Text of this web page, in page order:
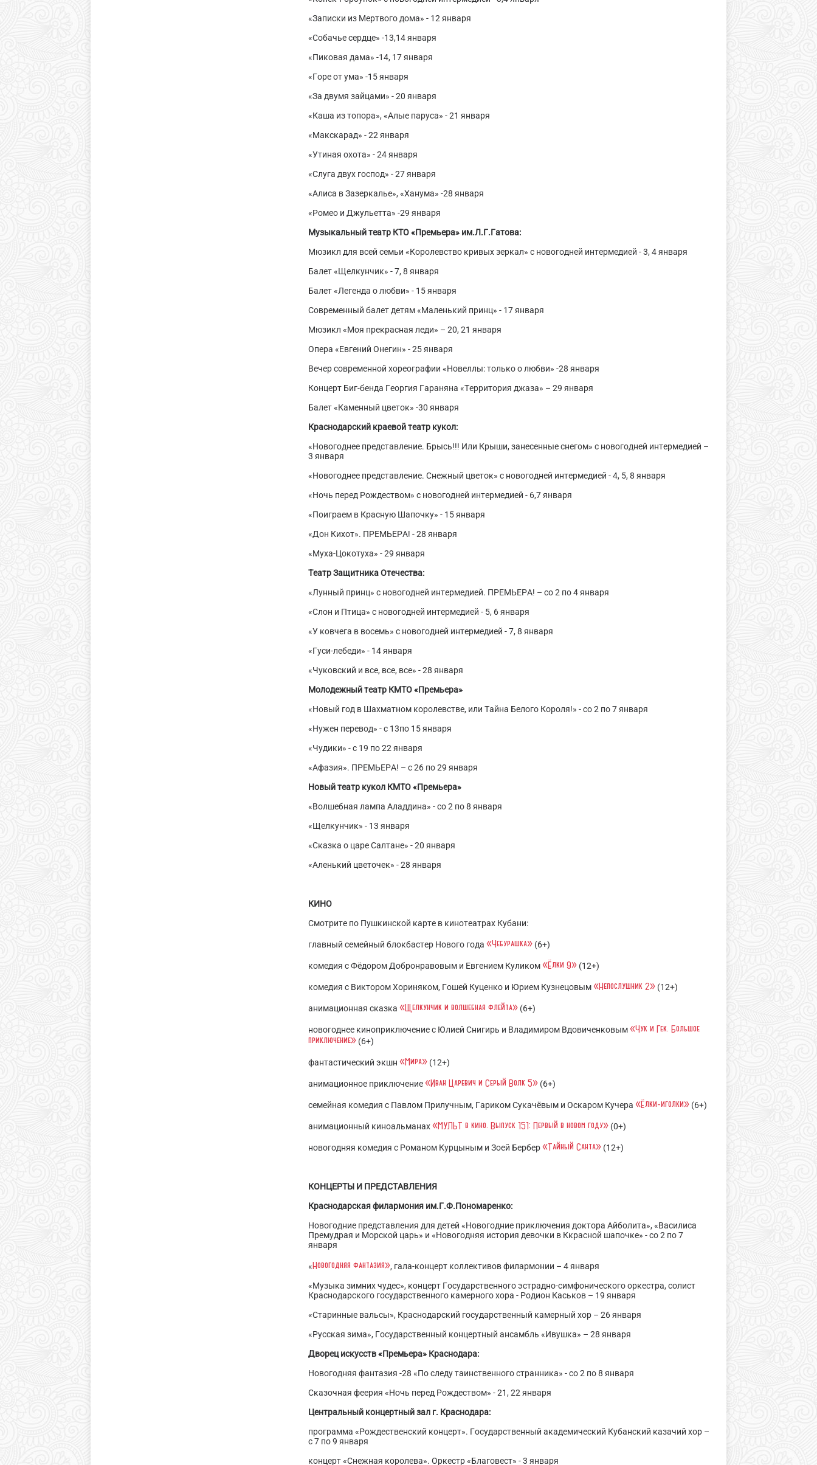
«Записки из Мертвого дома» - 12 января
«Собачье сердце» -13,14 января
«Пиковая дама» -14, 17 января
«Горе от ума» -15 января
«За двумя зайцами» - 20 января
«Каша из топора», «Алые паруса» - 21 января
«Макскарад» - 22 января
«Утиная охота» - 24 января
«Слуга двух господ» - 27 января
«Алиса в Зазеркалье», «Ханума» -28 января
«Ромео и Джульетта» -29 января
Музыкальный театр КТО «Премьера» им.Л.Г.Гатова:
Мюзикл для всей семьи «Королевство кривых зеркал» с новогодней интермедией - 3, 4 января
Балет «Щелкунчик» - 7, 8 января
Балет «Легенда о любви» - 15 января
Современный балет детям «Маленький принц» - 17 января
Мюзикл «Моя прекрасная леди» – 20, 21 января
Опера «Евгений Онегин» - 25 января
Вечер современной хореографии «Новеллы: только о любви» -28 января
Концерт Биг-бенда Георгия Гараняна «Территория джаза» – 29 января
Балет «Каменный цветок» -30 января
Краснодарский краевой театр кукол:
«Новогоднее представление. Брысь!!! Или Крыши, занесенные снегом» с новогодней интермедией –
3 января
«Новогоднее представление. Снежный цветок» с новогодней интермедией - 4, 5, 8 января
«Ночь перед Рождеством» с новогодней интермедией - 6,7 января
«Поиграем в Красную Шапочку» - 15 января
«Дон Кихот». ПРЕМЬЕРА! - 28 января
«Муха-Цокотуха» - 29 января
Театр Защитника Отечества:
«Лунный принц» с новогодней интермедией. ПРЕМЬЕРА! – со 2 по 4 января
«Слон и Птица» с новогодней интермедией - 5, 6 января
«У ковчега в восемь» с новогодней интермедией - 7, 8 января
«Гуси-лебеди» - 14 января
«Чуковский и все, все, все» - 28 января
Молодежный театр КМТО «Премьера»
«Новый год в Шахматном королевстве, или Тайна Белого Короля!» - со 2 по 7 января
«Нужен перевод» - с 13по 15 января
«Чудики» - с 19 по 22 января
«Афазия». ПРЕМЬЕРА! – с 26 по 29 января
Новый театр кукол КМТО «Премьера»
«Волшебная лампа Аладдина» - со 2 по 8 января
«Щелкунчик» - 13 января
«Сказка о царе Салтане» - 20 января
«Аленький цветочек» - 28 января
КИНО
Смотрите по Пушкинской карте в кинотеатрах Кубани:
главный семейный блокбастер Нового года«Чебурашка» (6+)
комедия с Фёдором Добронравовым и Евгением Куликом«Ёлки 9» (12+)
комедия с Виктором Хориняком, Гошей Куценко и Юрием Кузнецовым«Непослушник 2» (12+)
анимационная сказка«Щелкунчик и волшебная флейта» (6+)
новогоднее киноприключение с Юлией Снигирь и Владимиром Вдовиченковым«Чук и Гек. Большое
приключение» (6+)
фантастический экшн«Мира» (12+)
анимационное приключение«Иван Царевич и Серый Волк 5» (6+)
семейная комедия с Павлом Прилучным, Гариком Сукачёвым и Оскаром Кучера«Ёлки-иголки» (6+)
анимационный киноальманах«МУЛЬТ в кино. Выпуск 151: Первый в новом году» (0+)
новогодняя комедия с Романом Курцыным и Зоей Бербер«Тайный Санта» (12+)
КОНЦЕРТЫ И ПРЕДСТАВЛЕНИЯ
Краснодарская филармония им.Г.Ф.Пономаренко:
Новогодние представления для детей «Новогодние приключения доктора Айболита», «Василиса
Премудрая и Морской царь» и «Новогодняя история девочки в Ккрасной шапочке» - со 2 по 7
января
«Новогодняя фантазия», гала-концерт коллективов филармонии – 4 января
«Музыка зимних чудес», концерт Государственного эстрадно-симфонического оркестра, солист
Краснодарского государственного камерного хора - Родион Каськов – 19 января
«Старинные вальсы», Краснодарский государственный камерный хор – 26 января
«Русская зима», Государственный концертный ансамбль «Ивушка» – 28 января
Дворец искусств «Премьера» Краснодара:
Новогодняя фантазия -28 «По следу таинственного странника» - со 2 по 8 января
Сказочная феерия «Ночь перед Рождеством» - 21, 22 января
Центральный концертный зал г. Краснодара:
программа «Рождественский концерт». Государственный академический Кубанский казачий хор –
с 7 по 9 января
концерт «Снежная королева». Оркестр «Благовест» - 3 января